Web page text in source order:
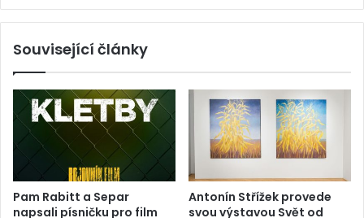
Související články
Pam Rabitt a Separ
napsali písničku pro film
Antonín Střížek provede
svou výstavou Svět od